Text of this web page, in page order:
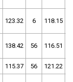
123.32 6 118.15
138.42 56 116.51
115.37 56 121.22